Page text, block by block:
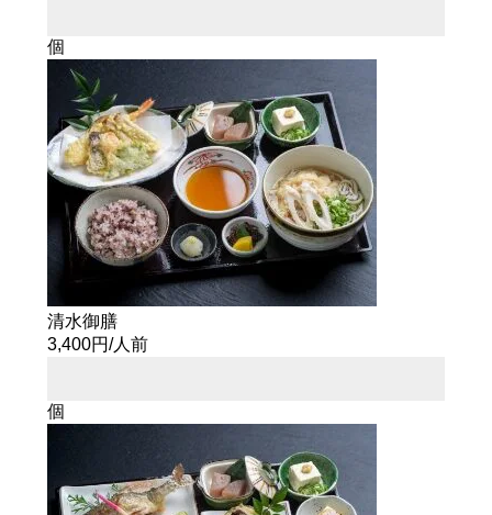
個
清水御膳
3,400円/人前
個